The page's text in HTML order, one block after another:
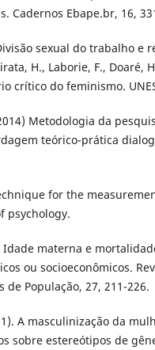
Cadernos Ebape.br, 16,
sexual do trabalho e
H., Laborie, F., Doaré,
crítico do feminismo.
Metodologia da
teórico-prática
for the
psychology.
Idade materna e
ou socioeconômicos.
de População, 27, 211-226.
A masculinização da
sobre estereótipos de